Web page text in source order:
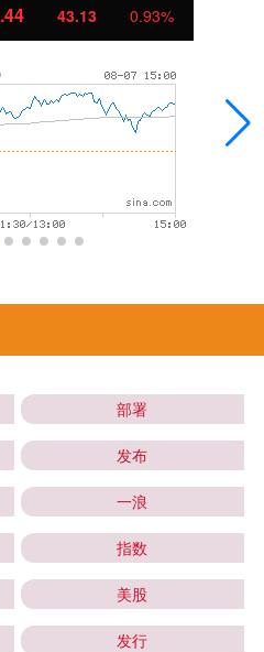
43.13 0.93%
部署
发布
一浪
指数
美股
发行